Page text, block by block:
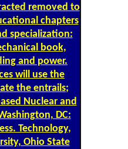
removed to
chapters
specialization:
book,
and power.
will use the
the entrails;
Nuclear and
DC:
Technology,
Ohio State